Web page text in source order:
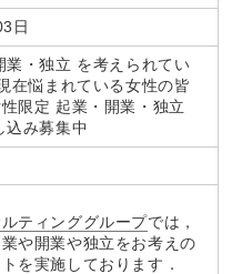
日
業・独立 を考えられてい
在悩まれている女性の皆
限定 起業・開業・独立
込み募集中
ティンググループでは，
や開業や独立をお考えの
を実施しております．